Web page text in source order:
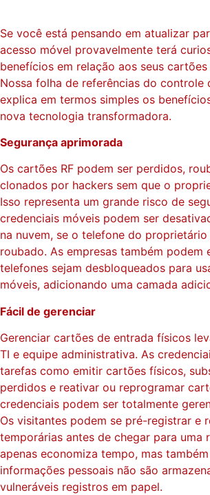
Se você está pensando em atualizar
acesso móvel provavelmente terá
benefícios em relação aos seus cartões
Nossa folha de referências do controle
explica em termos simples os
nova tecnologia transformadora.
Segurança aprimorada
Os cartões RF podem ser perdidos,
clonados por hackers sem que o
Isso representa um grande risco de
credenciais móveis podem ser
na nuvem, se o telefone do
roubado. As empresas também podem
telefones sejam desbloqueados para
móveis, adicionando uma camada
Fácil de gerenciar
Gerenciar cartões de entrada físicos
TI e equipe administrativa. As
tarefas como emitir cartões físicos,
perdidos e reativar ou reprogramar
credenciais podem ser totalmente
Os visitantes podem se pré-registrar e
temporárias antes de chegar para uma
apenas economiza tempo, mas
informações pessoais não são
vulneráveis registros em papel.